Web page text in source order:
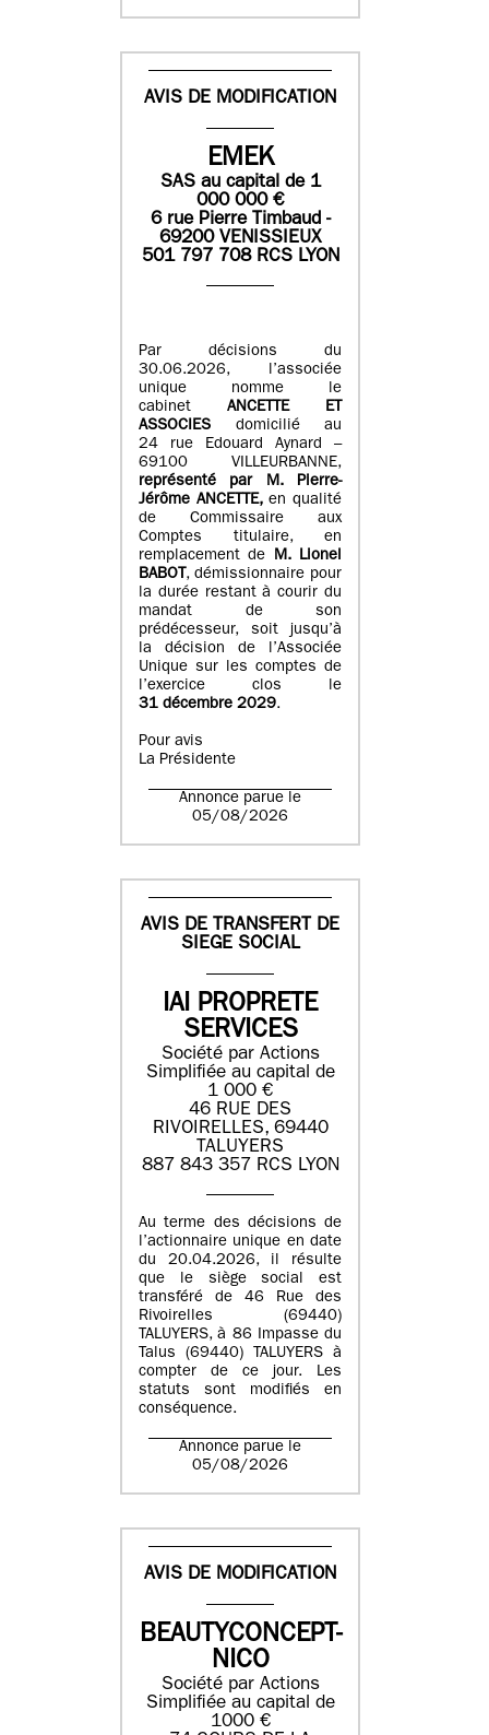
AVIS DE MODIFICATION
EMEK
SASau capital de 1
000 000€
6 rue Pierre Timbaud -
69200 VENISSIEUX
501 797 708 RCS LYON
Par décisions du
30.06.2026, l’associée
unique nomme le
cabinet ANCETTE ET
ASSOCIES
domicilié au
24 rue Edouard Aynard –
69100 VILLEURBANNE,
représenté par M.Pierre-
Jérôme ANCETTE, en qualité
de Commissaire aux
Comptes titulaire, en
remplacement de M.Lionel
BABOT, démissionnaire pour
la durée restant à courir du
mandat de son
prédécesseur, soit jusqu’à
la décision de l’Associée
Unique sur les comptes de
l’exercice clos le
31 décembre 2029.
Pour avis
La Présidente
Annonce parue le
05/08/2026
AVIS DE TRANSFERT DE
SIEGE SOCIAL
IAI PROPRETE
SERVICES
Société par Actions
Simplifiée au capital de
1 000 €
46 RUE DES
RIVOIRELLES, 69440
TALUYERS
887 843 357 RCS LYON
Au terme des décisions de
l’actionnaire unique en date
du 20.04.2026, il résulte
que le siège social est
transféré de 46 Rue des
Rivoirelles (69440)
TALUYERS, à 86 Impasse du
Talus (69440) TALUYERS à
compter de ce jour. Les
statuts sont modifiés en
conséquence.
Annonce parue le
05/08/2026
AVIS DE MODIFICATION
BEAUTYCONCEPT-
NICO
Société par Actions
Simplifiée au capital de
1000 €